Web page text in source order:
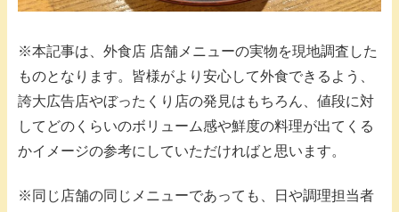
※本記事は、外食店 店舗メニューの実物を現地調査した
ものとなります。皆様がより安心して外食できるよう、
誇大広告店やぼったくり店の発見はもちろん、値段に対
してどのくらいのボリューム感や鮮度の料理が出てくる
かイメージの参考にしていただければと思います。
※同じ店舗の同じメニューであっても、日や調理担当者